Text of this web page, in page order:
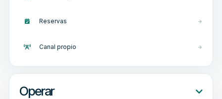
Reservas
Canal propio
Operar